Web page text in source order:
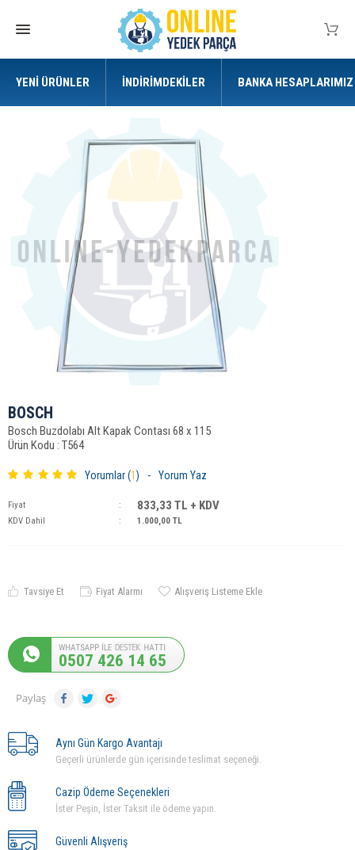
YENI ÜRÜNLER İNDIRIMDEKILER BANKA HESAPLARIMIZ
BOSCH
Bosch Buzdolabı Alt Kapak Contası 68 x 115
Ürün Kodu : T564
Yorumlar (1) - Yorum Yaz
Fiyat : 833,33 TL + KDV
KDV Dahil : 1.000,00 TL
Tavsiye Et Fiyat Alarmı Alışveriş Listeme Ekle
0507 426 14 65
Paylaş
Aynı Gün Kargo Avantajı
Geçerli ürünlerde gün içerisinde teslimat seçeneği.
Cazip Ödeme Seçenekleri
İster Peşin, İster Taksit ile ödeme yapın.
Güvenli Alışveriş